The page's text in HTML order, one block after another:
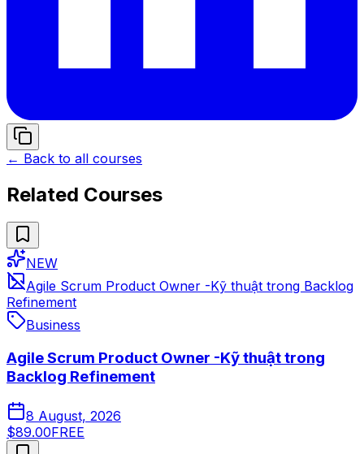
← Back to all courses
Related Courses
NEW
Agile Scrum Product Owner -Kỹ thuật trong Backlog
Refinement
Business
Agile Scrum Product Owner -Kỹ thuật trong
Backlog Refinement
8 August, 2026
$89.00FREE